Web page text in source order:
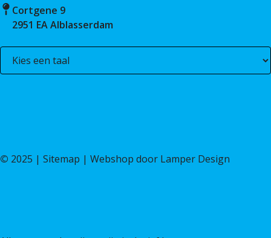
Cortgene 9
2951 EA Alblasserdam
© 2025 | Sitemap | Webshop door Lamper Design